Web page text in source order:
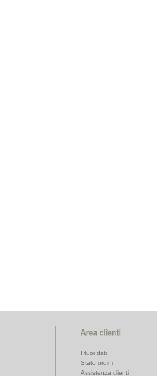
I tuoi dati
Stato ordini
Assistenza clienti